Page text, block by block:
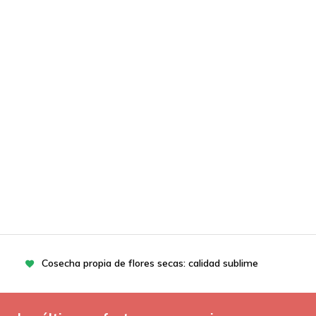
Cosecha propia de flores secas: calidad sublime